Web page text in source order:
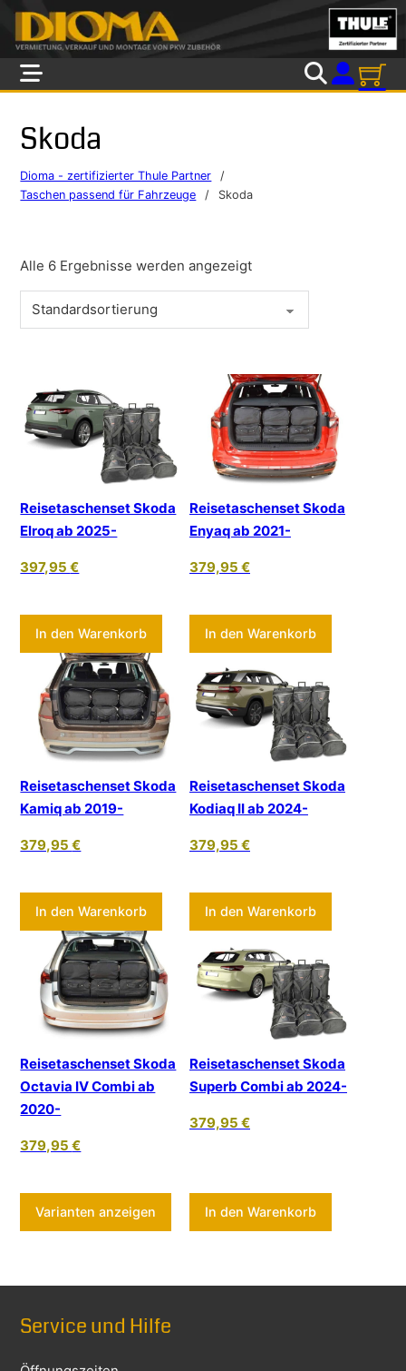
Skip to main content
Skip to footer
Skoda
Dioma - zertifizierter Thule Partner
/
Taschen passend für Fahrzeuge
/ Skoda
Alle 6 Ergebnisse werden angezeigt
Reisetaschenset Skoda
Elroq ab 2025-
397,95€
In den Warenkorb
Reisetaschenset Skoda
Enyaq ab 2021-
379,95 €
In den Warenkorb
Reisetaschenset Skoda
Kamiq ab 2019-
379,95€
In den Warenkorb
Reisetaschenset Skoda
Kodiaq II ab 2024-
379,95 €
In den Warenkorb
Reisetaschenset Skoda
Octavia IV Combi ab
2020-
379,95€
Varianten anzeigen Dieses Produkt weist mehrere
Reisetaschenset Skoda
Superb Combi ab 2024-
379,95 €
In den Warenkorb
Service und Hilfe